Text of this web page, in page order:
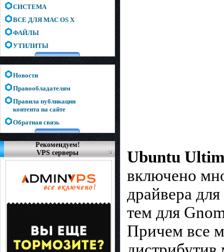
СИСТЕМА
ВСЕ ДЛЯ MAC OS X
ФАЙЛЫ
УТИЛИТЫ
Новости
Правообладателям
Правила публикации
контента на сайте
Обратная связь
Рекомендуем!
VPS серверы
Ubuntu
включено
драйвера
тем для
Причем все